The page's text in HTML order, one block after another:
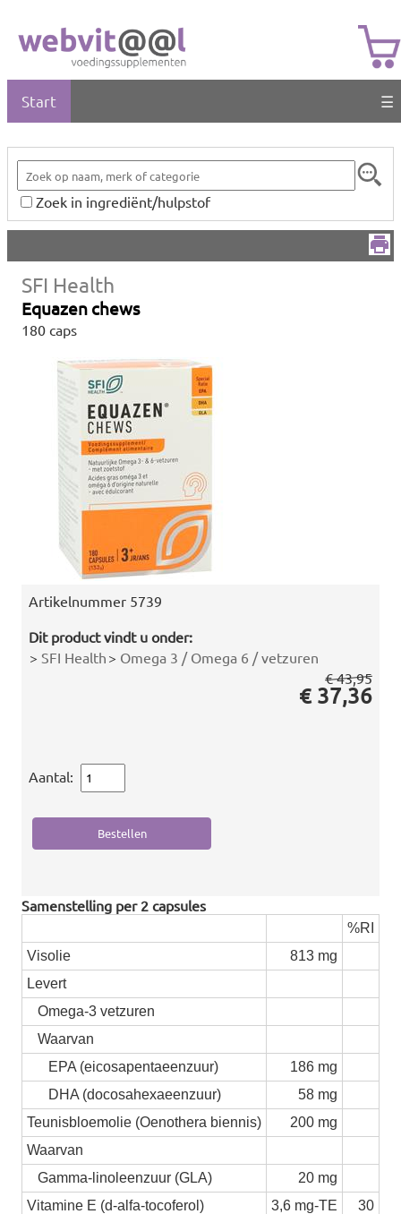
Start ☰
Zoek in ingrediënt/hulpstof
SFI Health
Equazen chews
180 caps
Artikelnummer 5739
Dit product vindt u onder:
> SFI Health > Omega 3 / Omega 6 / vetzuren
€ 43,95
€ 37,36
Aantal:
Samenstelling per 2 capsules
%RI
Visolie
813 mg
Levert
Omega-3 vetzuren
Waarvan
EPA (eicosapentaeenzuur)
186 mg
DHA (docosahexaeenzuur)
58 mg
Teunisbloemolie (Oenothera biennis)
200 mg
Waarvan
Gamma-linoleenzuur (GLA)
20 mg
Vitamine E (d-alfa-tocoferol)
3,6 mg-TE 30